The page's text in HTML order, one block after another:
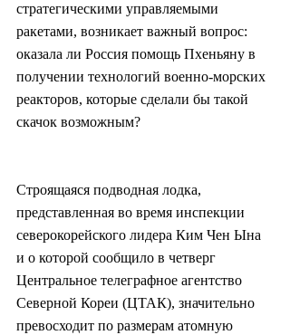
стратегическими управляемыми
ракетами, возникает важный вопрос:
оказала ли Россия помощь Пхеньяну в
получении технологий военно-морских
реакторов, которые сделали бы такой
скачок возможным?
Строящаяся подводная лодка,
представленная во время инспекции
северокорейского лидера Ким Чен Ына
и о которой сообщило в четверг
Центральное телеграфное агентство
Северной Кореи (ЦТАК), значительно
превосходит по размерам атомную